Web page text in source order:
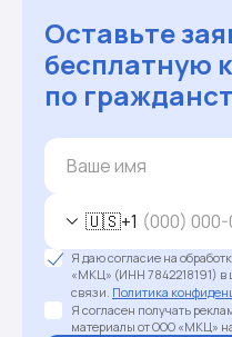
Оставьте
бесплатную
по
🇺🇸+1
Я даю согласие на
«МКЦ» (ИНН 7842218191) в
связи. Политика
Я согласен получать
материалы от ООО «МКЦ»